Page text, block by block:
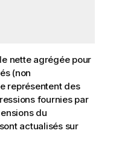
nette agrégée pour
(non
représentent des
fournies par
du
actualisés sur